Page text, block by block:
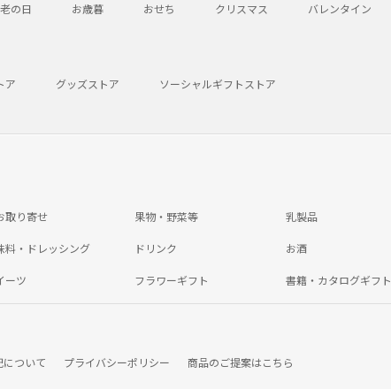
の日 お歳暮 おせち クリスマス バレンタイン
ア グッズストア ソーシャルギフトストア
取り寄せ 果物・野菜等 乳製品
料・ドレッシング ドリンク お酒
ーツ フラワーギフト 書籍・カタログギフト
ついて プライバシーポリシー 商品のご提案はこちら